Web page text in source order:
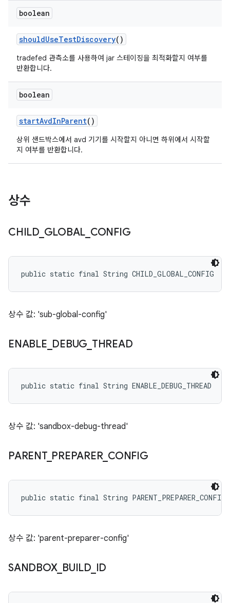
boolean
shouldUseTestDiscovery()
tradefed 관측소를 사용하여 jar 스테이징을 최적화할지 여부를
반환합니다.
boolean
startAvdInParent()
상위 샌드박스에서 avd 기기를 시작할지 아니면 하위에서 시작할
지 여부를 반환합니다.
상수
CHILD_ GLOBAL CONFIG
public static final String CHILD_GLOBAL_CONFIG
상수 값: 'sub-global-config'
ENABLE DEBUG THREAD
public static final String ENABLE_DEBUG_THREAD
상수 값: 'sandbox-debug-thread'
PARENT_ PREPARER_ CONFIG
public static final String PARENT_PREPARER_CONFIG
상수 값: 'parent-preparer-config'
SANDBOX_ BUILD_ ID